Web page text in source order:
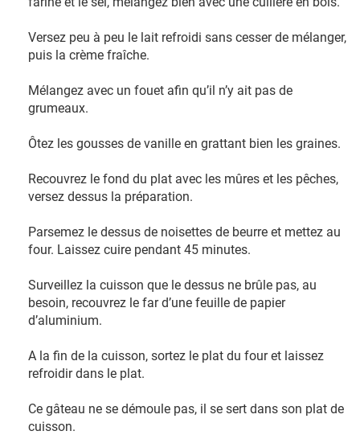
Versez peu à peu le lait refroidi sans cesser de mélanger,
puis la crème fraîche.
Mélangez avec un fouet afin qu’il n’y ait pas de
grumeaux.
Ôtez les gousses de vanille en grattant bien les graines.
Recouvrez le fond du plat avec les mûres et les pêches,
versez dessus la préparation.
Parsemez le dessus de noisettes de beurre et mettez au
four. Laissez cuire pendant 45 minutes.
Surveillez la cuisson que le dessus ne brûle pas, au
besoin, recouvrez le far d’une feuille de papier
d’aluminium.
A la fin de la cuisson, sortez le plat du four et laissez
refroidir dans le plat.
Ce gâteau ne se démoule pas, il se sert dans son plat de
cuisson.